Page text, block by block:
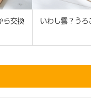
ら交換
いわし雲？うろ